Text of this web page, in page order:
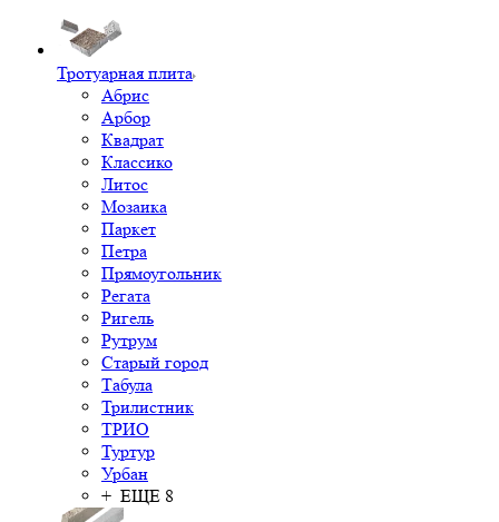
Тротуарная плита
Абрис
Арбор
Квадрат
Классико
Литос
Мозаика
Паркет
Петра
Прямоугольник
Регата
Ригель
Рутрум
Старый город
Табула
Трилистник
ТРИО
Туртур
Урбан
+ ЕЩЕ 8